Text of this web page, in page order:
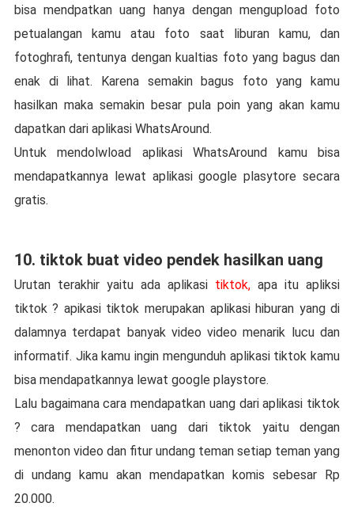
bisa mendpatkan uang hanya dengan mengupload foto
petualangan kamu atau foto saat liburan kamu, dan
fotoghrafi, tentunya dengan kualtias foto yang bagus dan
enak di lihat. Karena semakin bagus foto yang kamu
hasilkan maka semakin besar pula poin yang akan kamu
dapatkan dari aplikasi WhatsAround.
Untuk mendolwload aplikasi WhatsAround kamu bisa
mendapatkannya lewat aplikasi google plasytore secara
gratis.
10. tiktok buat video pendek hasilkan uang
Urutan terakhir yaitu ada aplikasi tiktok, apa itu apliksi
tiktok ? apikasi tiktok merupakan aplikasi hiburan yang di
dalamnya terdapat banyak video video menarik lucu dan
informatif. Jika kamu ingin mengunduh aplikasi tiktok kamu
bisa mendapatkannya lewat google playstore.
Lalu bagaimana cara mendapatkan uang dari aplikasi tiktok
? cara mendapatkan uang dari tiktok yaitu dengan
menonton video dan fitur undang teman setiap teman yang
di undang kamu akan mendapatkan komis sebesar Rp
20.000.